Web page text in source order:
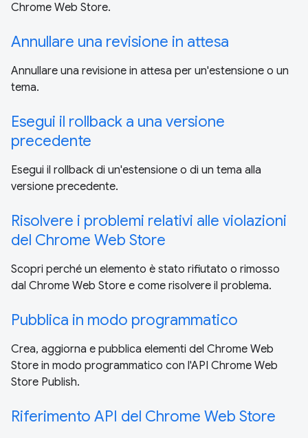
Chrome Web Store.
Annullare una revisione in attesa
Annullare una revisione in attesa per un'estensione o un
tema.
Esegui il rollback a una versione
precedente
Esegui il rollback di un'estensione o di un tema alla
versione precedente.
Risolvere i problemi relativi alle violazioni
del Chrome Web Store
Scopri perché un elemento è stato rifiutato o rimosso
dal Chrome Web Store e come risolvere il problema.
Pubblica in modo programmatico
Crea, aggiorna e pubblica elementi del Chrome Web
Store in modo programmatico con l'API Chrome Web
Store Publish.
Riferimento API del Chrome Web Store